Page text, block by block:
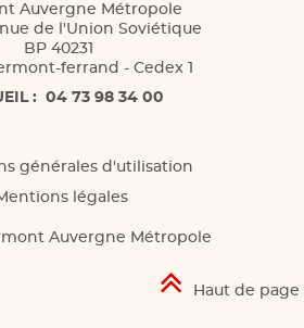
Auvergne Métropole
de l'Union Soviétique
BP 40231
ferrand - Cedex 1
: 04 73 98 34 00
générales d'utilisation
légales
Auvergne Métropole
Haut de page